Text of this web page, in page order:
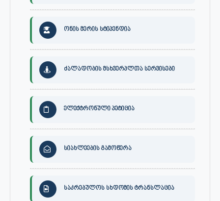
ონის მერის სტიპენდია
ძალადობის მსხვერპლთა სერვისები
ელექტრონული პეტიცია
სიახლეების გამოწერა
საკრებულოს სხდომის ტრანსლაცია